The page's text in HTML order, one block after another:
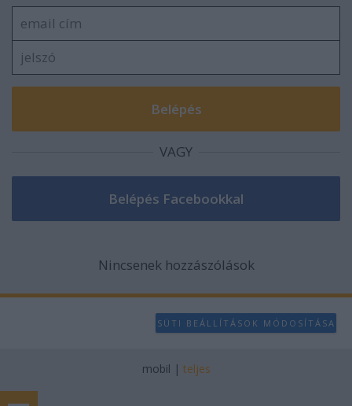
VAGY
Nincsenek hozzászólások
SÜTI BEÁLLÍTÁSOK MÓDOSÍTÁSA
mobil | teljes